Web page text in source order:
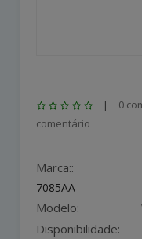
| 0
comentário
Marca::
7085AA
Modelo:
Disponibilidade: